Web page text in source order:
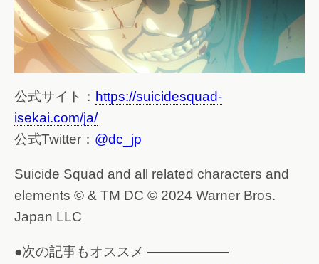
公式サイト： https://suicidesquad-
isekai.com/ja/
公式Twitter： @dc_jp
Suicide Squad and all related characters and
elements © & TM DC © 2024 Warner Bros.
Japan LLC
●次の記事もオススメ ——————